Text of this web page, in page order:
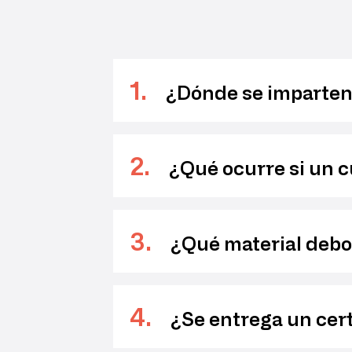
1. ¿Dónde se
2. ¿Qué ocurre si un
3. ¿Qué material
4. ¿Se entrega un